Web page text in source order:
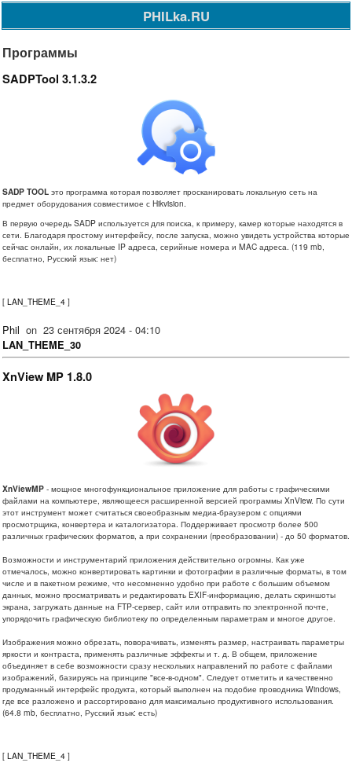
PHILka.RU
Программы
SADPTool 3.1.3.2
SADP TOOL это программа которая позволяет просканировать локальную сеть на
предмет оборудования совместимое с Hikvision.
В первую очередь SADP используется для поиска, к примеру, камер которые находятся в
сети. Благодаря простому интерфейсу, после запуска, можно увидеть устройства которые
сейчас онлайн, их локальные IP адреса, серийные номера и MAC адреса. (119 mb,
бесплатно, Русский язык: нет)
[ LAN_THEME_4 ]
Phil on 23 сентября 2024 - 04:10
LAN_THEME_30
XnView MP 1.8.0
XnViewMP - мощное многофункциональное приложение для работы с графическими
файлами на компьютере, являющееся расширенной версией программы XnView. По сути
этот инструмент может считаться своеобразным медиа-браузером с опциями
просмотрщика, конвертера и каталогизатора. Поддерживает просмотр более 500
различных графических форматов, а при сохранении (преобразовании) - до 50 форматов.
Возможности и инструментарий приложения действительно огромны. Как уже
отмечалось, можно конвертировать картинки и фотографии в различные форматы, в том
числе и в пакетном режиме, что несомненно удобно при работе с большим объемом
данных, можно просматривать и редактировать EXIF-информацию, делать скриншоты
экрана, загружать данные на FTP-сервер, сайт или отправить по электронной почте,
упорядочить графическую библиотеку по определенным параметрам и многое другое.
Изображения можно обрезать, поворачивать, изменять размер, настраивать параметры
яркости и контраста, применять различные эффекты и т. д. В общем, приложение
объединяет в себе возможности сразу нескольких направлений по работе с файлами
изображений, базируясь на принципе "все-в-одном". Следует отметить и качественно
продуманный интерфейс продукта, который выполнен на подобие проводника Windows,
где все разложено и рассортировано для максимально продуктивного использования.
(64.8 mb, бесплатно, Русский язык: есть)
[ LAN_THEME_4 ]